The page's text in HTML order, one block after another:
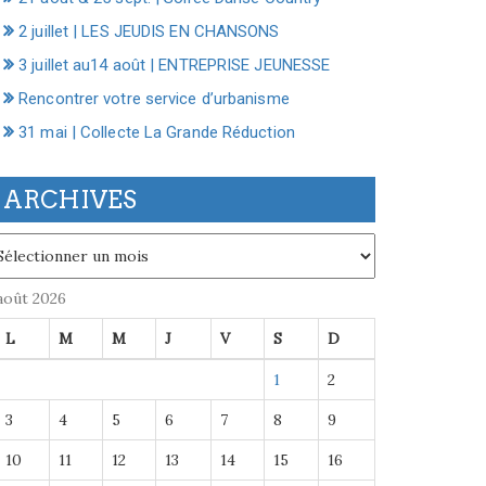
2 juillet | LES JEUDIS EN CHANSONS
3 juillet au14 août | ENTREPRISE JEUNESSE
Rencontrer votre service d’urbanisme
31 mai | Collecte La Grande Réduction
ARCHIVES
2026
L M M J V S D
1 2
3 4 5 6 7 8 9
10 11 12 13 14 15 16